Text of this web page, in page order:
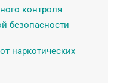
контроля
безопасности
наркотических